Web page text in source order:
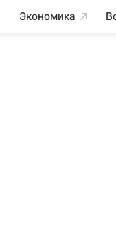
Экономика